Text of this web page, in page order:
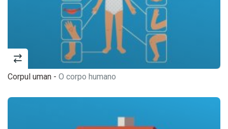
Corpul uman - O corpo humano